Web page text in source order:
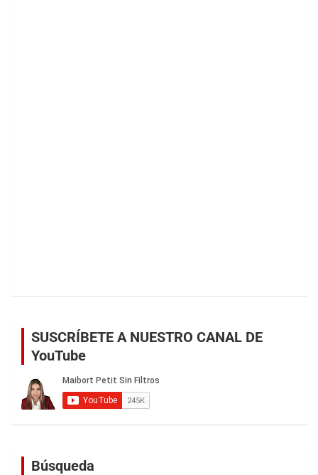
SUSCRÍBETE A NUESTRO CANAL DE
YouTube
Búsqueda